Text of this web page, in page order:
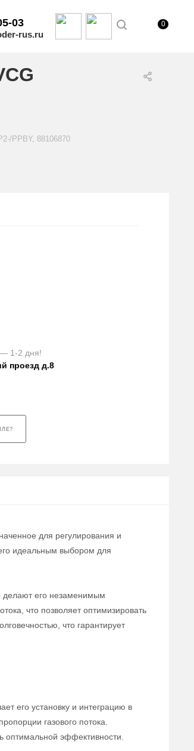
03
rus.ru
0
PPBY, 88106870
— 1-2 дня!
проезд д.8
для регулирования и
идеальным выбором для
делают его незаменимым
что позволяет оптимизировать
что гарантирует
его установку и интеграцию в
газового потока.
оптимальной эффективности.